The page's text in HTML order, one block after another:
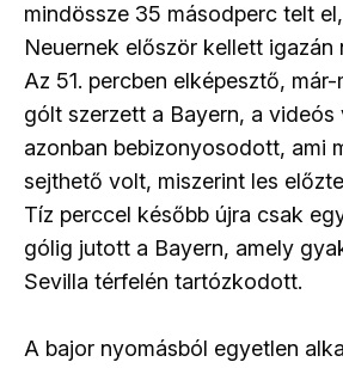
mindössze 35 másodperc telt
Neuernek először kellett igazán
Az 51. percben elképesztő,
gólt szerzett a Bayern, a videós
azonban bebizonyosodott, ami
sejthető volt, miszerint les
Tíz perccel később újra csak
gólig jutott a Bayern, amely
Sevilla térfelén tartózkodott.
A bajor nyomásból egyetlen